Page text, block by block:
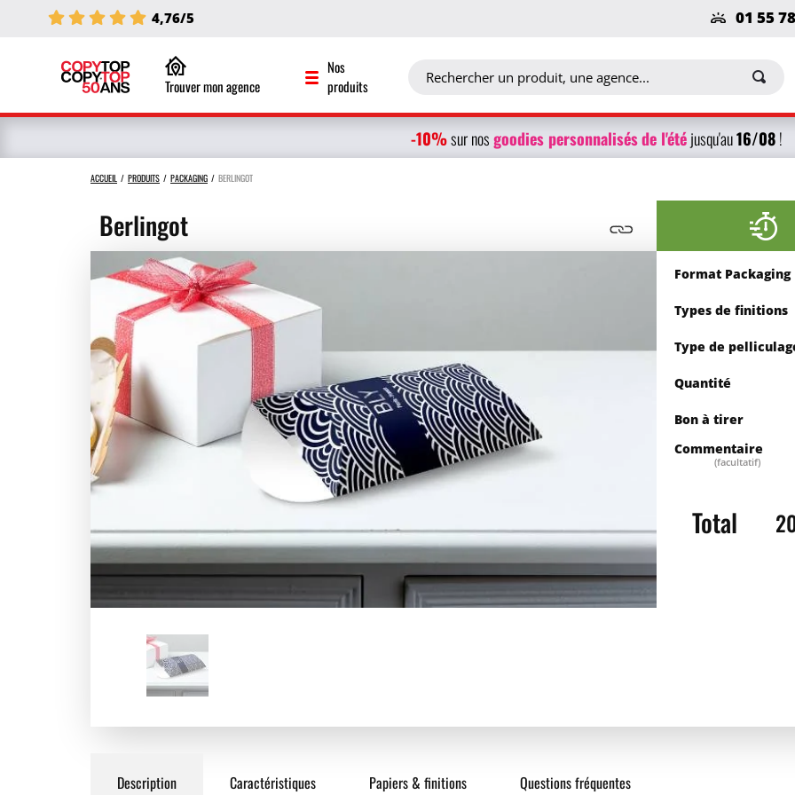
4,76/5 01 55
Trouver mon agence
Nos
produits
-10%sur nosgoodies personnalisésde l'étéjusqu'au16/08!
ACCUEIL PRODUITS PACKAGING BERLINGOT
Berlingot
Format Packaging
Types de finitions
Type de
Quantité
Quantité
Saisissez la
200
Bon à tirer
Commentaire
(facultatif)
Total
Description Caractéristiques Papiers & finitions Questions fréquentes